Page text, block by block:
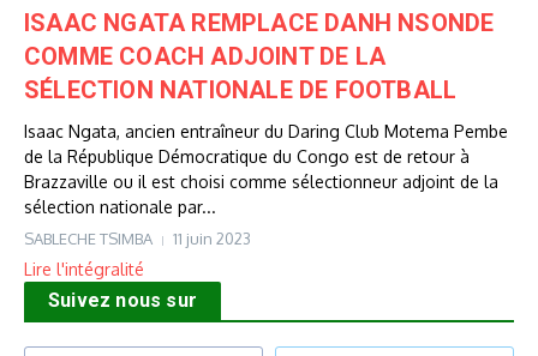
ISAAC NGATA REMPLACE DANH NSONDE
COMME COACH ADJOINT DE LA
SÉLECTION NATIONALE DE FOOTBALL
Isaac Ngata, ancien entraîneur du Daring Club Motema Pembe
de la République Démocratique du Congo est de retour à
Brazzaville ou il est choisi comme sélectionneur adjoint de la
sélection nationale par...
SABLECHE TSIMBA 11 juin 2023
Lire l'intégralité
Suivez nous sur